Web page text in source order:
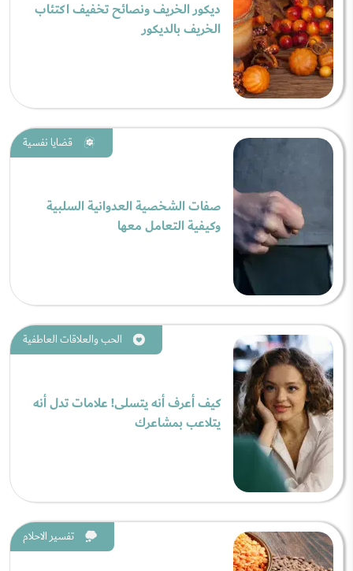
ديكور الخريف ونصائح تخفيف اكتئاب
الخريف بالديكور
قضايا نفسية
صفات الشخصية العدوانية السلبية
وكيفية التعامل معها
الحب والعلاقات العاطفية
كيف أعرف أنه يتسلى! علامات تدل أنه
يتلاعب بمشاعرك
تفسير الاحلام